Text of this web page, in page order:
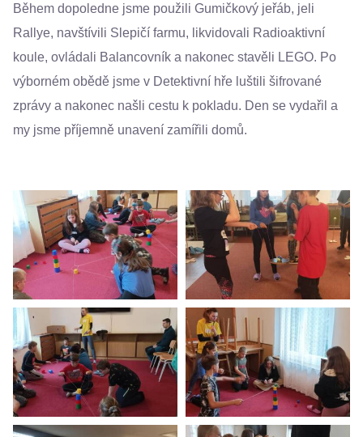
Během dopoledne jsme použili Gumičkový jeřáb, jeli
Rallye, navštívili Slepičí farmu, likvidovali Radioaktivní
koule, ovládali Balancovník a nakonec stavěli LEGO. Po
výborném obědě jsme v Detektivní hře luštili šifrované
zprávy a nakonec našli cestu k pokladu. Den se vydařil a
my jsme příjemně unavení zamířili domů.